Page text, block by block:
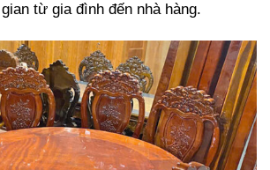
từ gia đình đến nhà hàng.